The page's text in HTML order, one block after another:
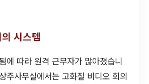
시스템
에 따라 원격 근무자가 많아졌습니
주사무실에서는 고화질 비디오 회의